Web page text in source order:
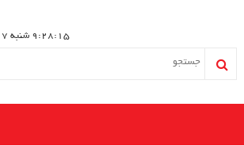
9:28:15 شنبه 17 مرداد 1405